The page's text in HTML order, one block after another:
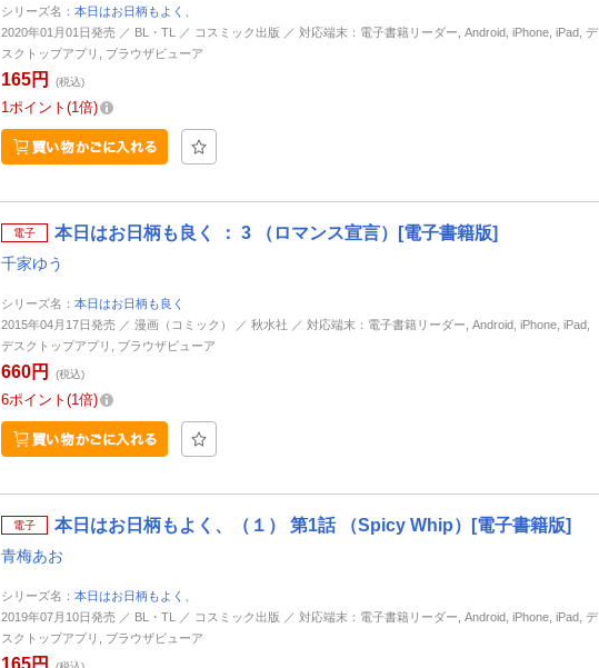
シリーズ名： 本日はお日柄もよく、
2020年01月01日発売 ／ BL・TL ／ コスミック出版 ／ 対応端末：電子書籍リーダー, Android, iPhone, iPad, デ
スクトップアプリ, ブラウザビューア
165円 (税込)
1 ポイント 1倍
電子 本日はお日柄も良く ： 3 （ロマンス宣言）[電子書籍版]
千家ゆう
シリーズ名： 本日はお日柄も良く
2015年04月17日発売 ／ 漫画（コミック） ／ 秋水社 ／ 対応端末：電子書籍リーダー, Android, iPhone, iPad,
デスクトップアプリ, ブラウザビューア
660円 (税込)
6ポイント 1倍
電子 本日はお日柄もよく、（１） 第1話 （Spicy Whip）[電子書籍版]
青梅あお
シリーズ名： 本日はお日柄もよく、
2019年07月10日発売 ／ BL・TL ／ コスミック出版 ／ 対応端末：電子書籍リーダー, Android, iPhone, iPad, デ
スクトップアプリ, ブラウザビューア
165円